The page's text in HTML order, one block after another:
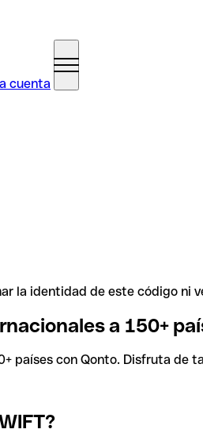
cuenta
la identidad de este código ni
a 150+
países con Qonto. Disfruta